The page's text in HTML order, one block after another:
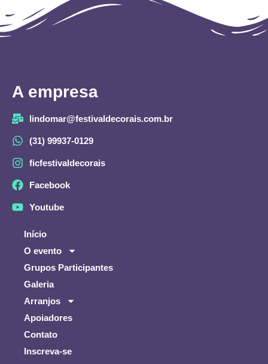
A empresa
lindomar@festivaldecorais.com.br
(31) 99937-0129
ficfestivaldecorais
Facebook
Youtube
Início
O evento
Grupos Participantes
Galeria
Arranjos
Apoiadores
Contato
Inscreva-se